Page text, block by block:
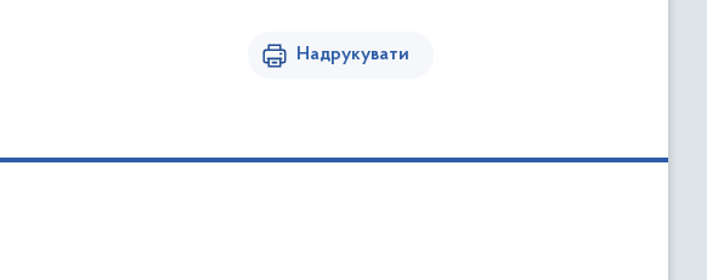
Надрукувати